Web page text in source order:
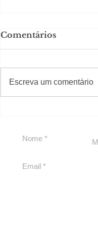
reforçam apoio a
Cláudio Mitidieri
Comentários
Escreva um comentário
#Sugestões